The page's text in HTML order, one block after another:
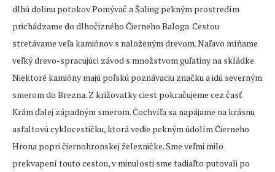
dlhú dolinu potokov Pomývač a Šaling pekným prostredím
prichádzame do dlhočizného Čierneho Baloga. Cestou
stretávame veľa kamiónov s naloženým drevom. Naľavo míňame
veľký drevo-spracujúci závod s množstvom guľatiny na skládke.
Niektoré kamióny majú poľskú poznávaciu značku a idú severným
smerom do Brezna. Z križovatky ciest pokračujeme cez časť
Krám ďalej západným smerom. Čochvíľa sa napájame na krásnu
asfaltovú cyklocestičku, ktorá vedie pekným údolím Čierneho
Hrona popri čiernohronskej železničke. Sme veľmi milo
prekvapení touto cestou, v minulosti sme tadiaľto putovali po